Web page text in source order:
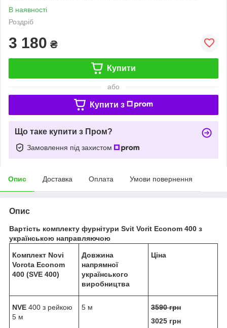
В наявності
Роздріб
3 180 ₴
Купити
або
Купити з
Що таке купити з Пром?
Замовлення під захистом
Опис Доставка Оплата Умови повернення
Опис
Вартість комплекту фурнітури Svit Vorit Econom 400 з
українською направляючою
Комплект Novi
Vorota Econom
400 (SVE 400)
Довжина
напрямної
українського
виробництва
Ціна
NVE 400 з рейкою
5 м
5 м
3590 грн
3025 грн